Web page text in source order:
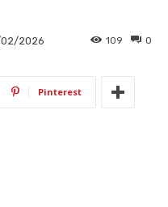
2026 0
109
Pinterest